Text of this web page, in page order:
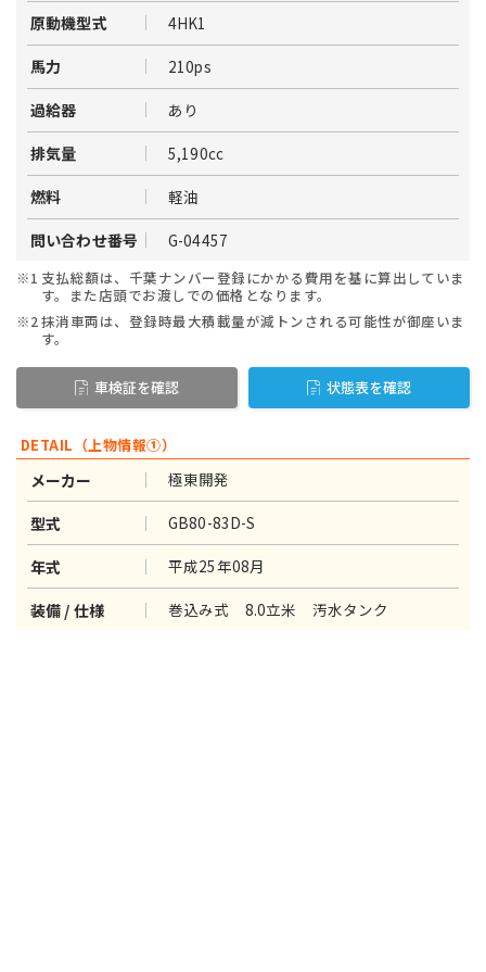
原動機型式 4HK1
馬力 210ps
過給器 あり
排気量 5,190cc
燃料 軽油
問い合わせ番号 G-04457
※1 支払総額は、千葉ナンバー登録にかかる費用を基に算出していま
す。また店頭でお渡しでの価格となります。
※2抹消車両は、登録時最大積載量が減トンされる可能性が御座いま
す。
車検証を確認 状態表を確認
DETAIL（上物情報①）
メーカー 極東開発
型式 GB80-83D-S
年式 平成25年08月
装備 / 仕様 巻込み式 8.0立米 汚水タンク